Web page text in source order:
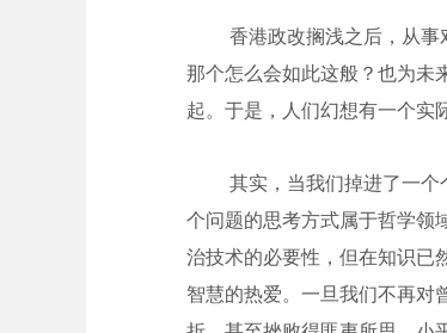
香港政改搁浅之后，从
那个怎么会如此这般？也为
起。于是，人们幻想有一个实
其实，当我们掉进了一
个问题的思考方式属于哲学领
治技术的必要性，但在知识已
智慧的热爱。一旦我们不再对